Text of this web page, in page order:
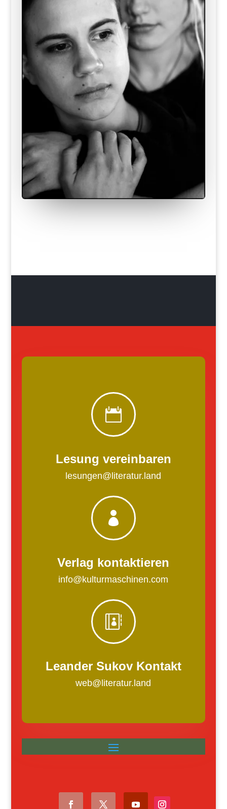

Lesung vereinbaren
lesungen@literatur.land

Verlag kontaktieren
info@kulturmaschinen.com

Leander Sukov Kontakt
web@literatur.land